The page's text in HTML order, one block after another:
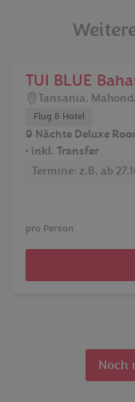
TUI BLUE
Tansania,
Flug & Hotel
9 Nächte Deluxe
• inkl. Transfer
Termine: z.B. ab
pro Person
Noch